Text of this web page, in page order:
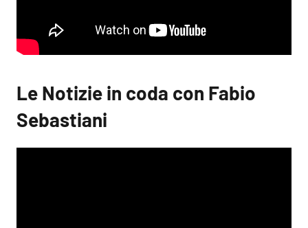
Le Notizie in coda con Fabio
Sebastiani